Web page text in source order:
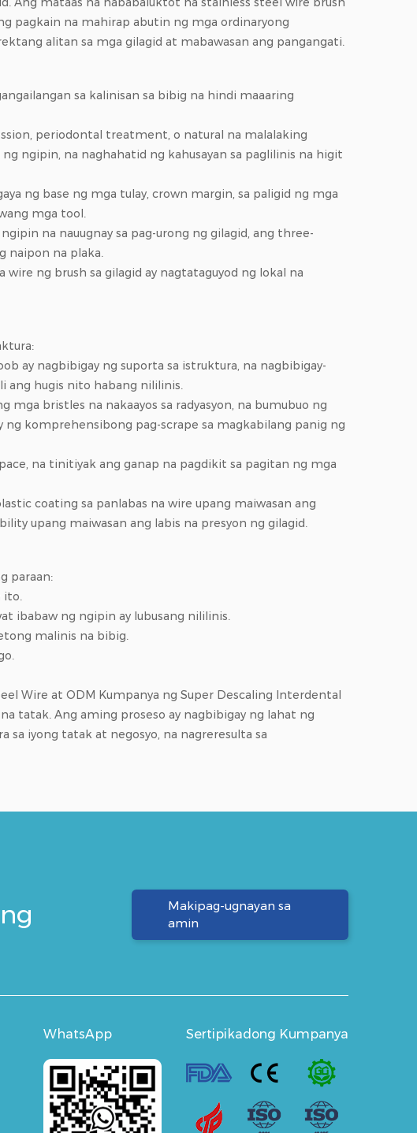
pagkain na mahirap abutin ng mga ordinaryong
alitan sa mga gilagid at mabawasan ang pangangati.
sa kalinisan sa bibig na hindi maaaring
periodontal treatment, o natural na malalaking
ngipin, na naghahatid ng kahusayan sa paglilinis na higit
ng base ng mga tulay, crown margin, sa paligid ng mga
mga tool.
na nauugnay sa pag-urong ng gilagid, ang three-
naipon na plaka.
ng brush sa gilagid ay nagtataguyod ng lokal na
ay nagbibigay ng suporta sa istruktura, na nagbibigay-
ang hugis nito habang nililinis.
bristles na nakaayos sa radyasyon, na bumubuo ng
komprehensibong pag-scrape sa magkabilang panig ng
na tinitiyak ang ganap na pagdikit sa pagitan ng mga
coating sa panlabas na wire upang maiwasan ang
upang maiwasan ang labis na presyon ng gilagid.
paraan:
ito.
ibabaw ng ngipin ay lubusang nililinis.
malinis na bibig.
Wire at ODM Kumpanya ng Super Descaling Interdental
tatak. Ang aming proseso ay nagbibigay ng lahat ng
sa iyong tatak at negosyo, na nagreresulta sa
Makipag-ugnayan sa
amin
WhatsApp Sertipikadong Kumpanya